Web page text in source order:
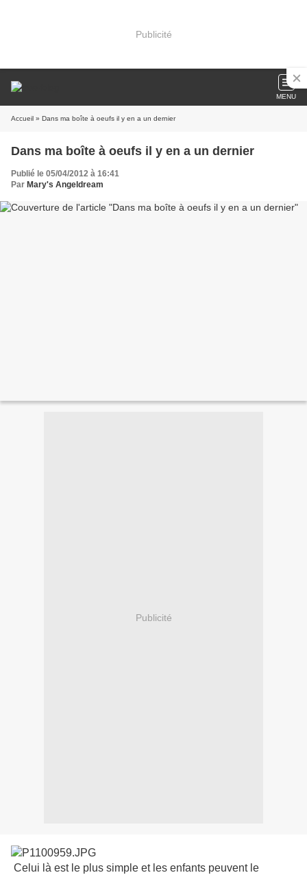
Publicité
MENU
Accueil » Dans ma boîte à oeufs il y en a un dernier
Dans ma boîte à oeufs il y en a un dernier
Publié le 05/04/2012 à 16:41
Par Mary's Angeldream
Publicité
Celui là est le plus simple et les enfants peuvent le